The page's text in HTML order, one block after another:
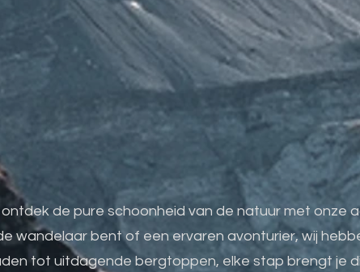
de pure schoonheid van de natuur met onze
wandelaar bent of een ervaren avonturier, wij
tot uitdagende bergtoppen, elke stap brengt je